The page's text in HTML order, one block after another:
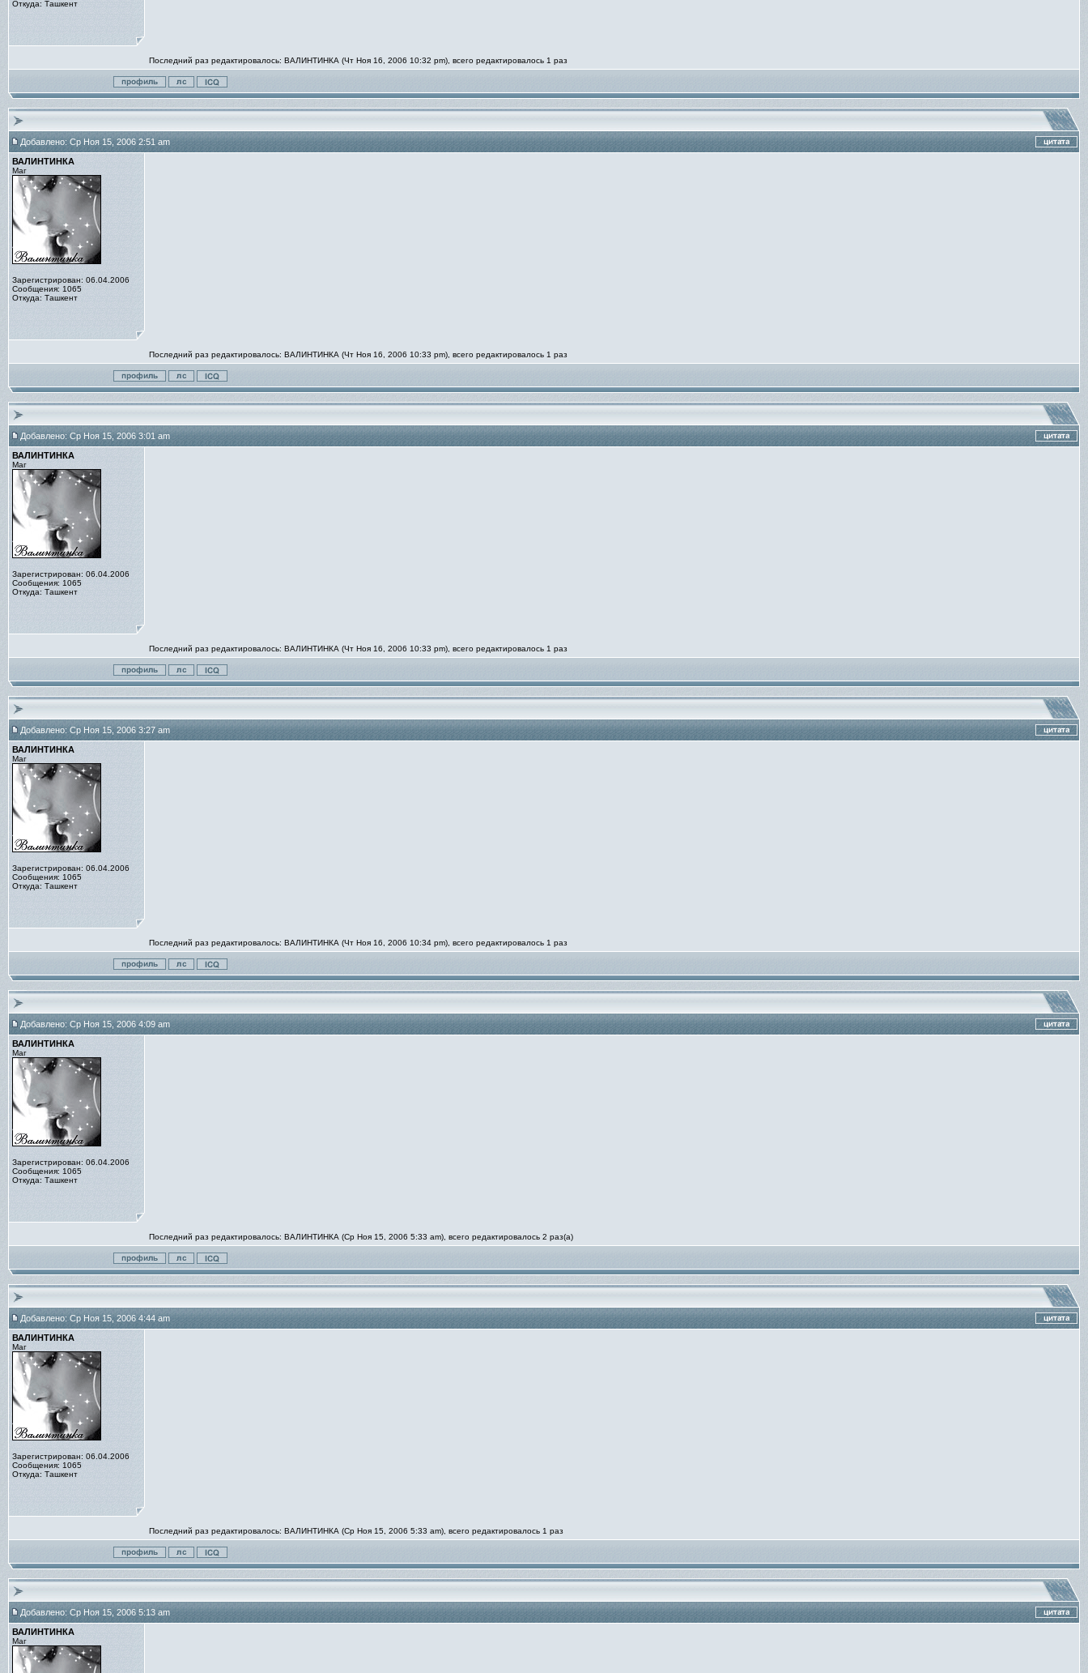
Откуда: Ташкент
Последний раз редактировалось: ВАЛИНТИНКА (Чт Ноя 16, 2006 10:32 pm), всего редактировалось 1 раз
Добавлено: Ср Ноя 15, 2006 2:51 am
ВАЛИНТИНКА
Маг
Зарегистрирован: 06.04.2006
Сообщения: 1065
Откуда: Ташкент
Последний раз редактировалось: ВАЛИНТИНКА (Чт Ноя 16, 2006 10:33 pm), всего редактировалось 1 раз
Добавлено: Ср Ноя 15, 2006 3:01 am
ВАЛИНТИНКА
Маг
Зарегистрирован: 06.04.2006
Сообщения: 1065
Откуда: Ташкент
Последний раз редактировалось: ВАЛИНТИНКА (Чт Ноя 16, 2006 10:33 pm), всего редактировалось 1 раз
Добавлено: Ср Ноя 15, 2006 3:27 am
ВАЛИНТИНКА
Маг
Зарегистрирован: 06.04.2006
Сообщения: 1065
Откуда: Ташкент
Последний раз редактировалось: ВАЛИНТИНКА (Чт Ноя 16, 2006 10:34 pm), всего редактировалось 1 раз
Добавлено: Ср Ноя 15, 2006 4:09 am
ВАЛИНТИНКА
Маг
Зарегистрирован: 06.04.2006
Сообщения: 1065
Откуда: Ташкент
Последний раз редактировалось: ВАЛИНТИНКА (Ср Ноя 15, 2006 5:33 am), всего редактировалось 2 раз(а)
Добавлено: Ср Ноя 15, 2006 4:44 am
ВАЛИНТИНКА
Маг
Зарегистрирован: 06.04.2006
Сообщения: 1065
Откуда: Ташкент
Последний раз редактировалось: ВАЛИНТИНКА (Ср Ноя 15, 2006 5:33 am), всего редактировалось 1 раз
Добавлено: Ср Ноя 15, 2006 5:13 am
ВАЛИНТИНКА
Маг